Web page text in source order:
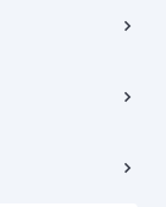
트리빌딩) B동 5층
층 미소
게 있습니다.